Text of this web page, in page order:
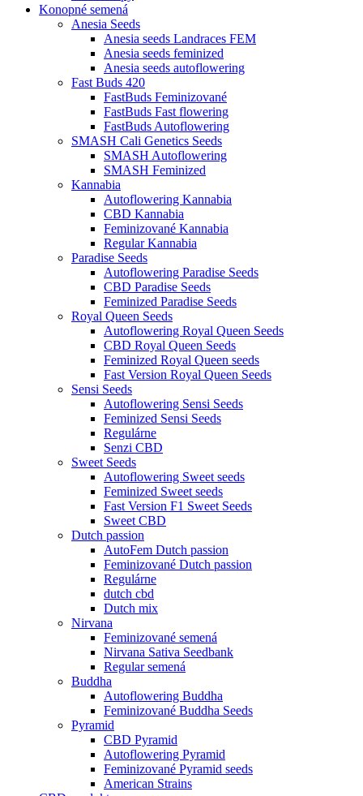
Konopné semená
Anesia Seeds
Anesia seeds Landraces FEM
Anesia seeds feminized
Anesia seeds autoflowering
Fast Buds 420
FastBuds Feminizované
FastBuds Fast flowering
FastBuds Autoflowering
SMASH Cali Genetics Seeds
SMASH Autoflowering
SMASH Feminized
Kannabia
Autoflowering Kannabia
CBD Kannabia
Feminizované Kannabia
Regular Kannabia
Paradise Seeds
Autoflowering Paradise Seeds
CBD Paradise Seeds
Feminized Paradise Seeds
Royal Queen Seeds
Autoflowering Royal Queen Seeds
CBD Royal Queen Seeds
Feminized Royal Queen seeds
Fast Version Royal Queen Seeds
Sensi Seeds
Autoflowering Sensi Seeds
Feminized Sensi Seeds
Regulárne
Senzi CBD
Sweet Seeds
Autoflowering Sweet seeds
Feminized Sweet seeds
Fast Version F1 Sweet Seeds
Sweet CBD
Dutch passion
AutoFem Dutch passion
Feminizované Dutch passion
Regulárne
dutch cbd
Dutch mix
Nirvana
Feminizované semená
Nirvana Sativa Seedbank
Regular semená
Buddha
Autoflowering Buddha
Feminizované Buddha Seeds
Pyramid
CBD Pyramid
Autoflowering Pyramid
Feminizované Pyramid seeds
American Strains